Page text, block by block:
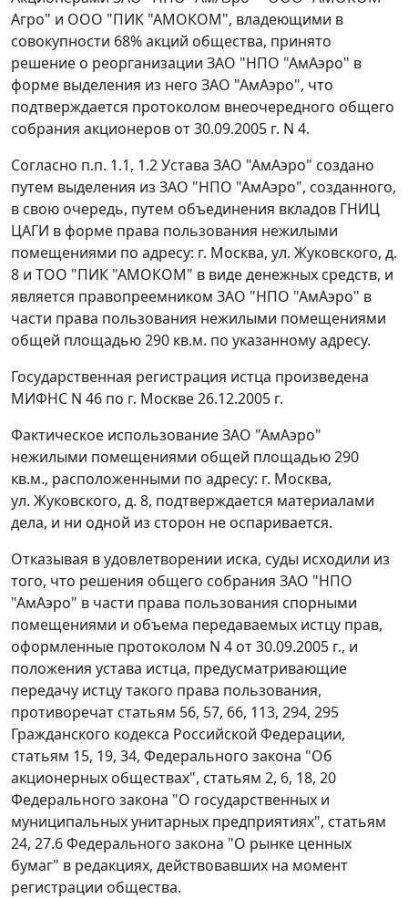
Агро" и ООО "ПИК "АМОКОМ", владеющими в
совокупности 68% акций общества, принято
решение о реорганизации ЗАО "НПО "АмАэро" в
форме выделения из него ЗАО "АмАэро", что
подтверждается протоколом внеочередного общего
собрания акционеров от 30.09.2005 г. N 4.
Согласно п.п. 1.1, 1.2 Устава ЗАО "АмАэро" создано
путем выделения из ЗАО "НПО "АмАэро", созданного,
в свою очередь, путем объединения вкладов ГНИЦ
ЦАГИ в форме права пользования нежилыми
помещениями по адресу: г. Москва, ул. Жуковского, д.
8 и ТОО "ПИК "АМОКОМ" в виде денежных средств, и
является правопреемником ЗАО "НПО "АмАэро" в
части права пользования нежилыми помещениями
общей площадью 290 кв.м. по указанному адресу.
Государственная регистрация истца произведена
МИФНС N 46 по г. Москве 26.12.2005 г.
Фактическое использование ЗАО "АмАэро"
нежилыми помещениями общей площадью 290
кв.м., расположенными по адресу: г. Москва,
ул. Жуковского, д. 8, подтверждается материалами
дела, и ни одной из сторон не оспаривается.
Отказывая в удовлетворении иска, суды исходили из
того, что решения общего собрания ЗАО "НПО
"АмАэро" в части права пользования спорными
помещениями и объема передаваемых истцу прав,
оформленные протоколом N 4 от 30.09.2005 г., и
положения устава истца, предусматривающие
передачу истцу такого права пользования,
противоречат статьям 56, 57, 66, 113, 294, 295
Гражданского кодекса Российской Федерации,
статьям 15, 19, 34, Федерального закона "Об
акционерных обществах", статьям 2, 6, 18, 20
Федерального закона "О государственных и
муниципальных унитарных предприятиях", статьям
24, 27.6Федерального закона "О рынке ценных
бумаг" в редакциях, действовавших на момент
регистрации общества.